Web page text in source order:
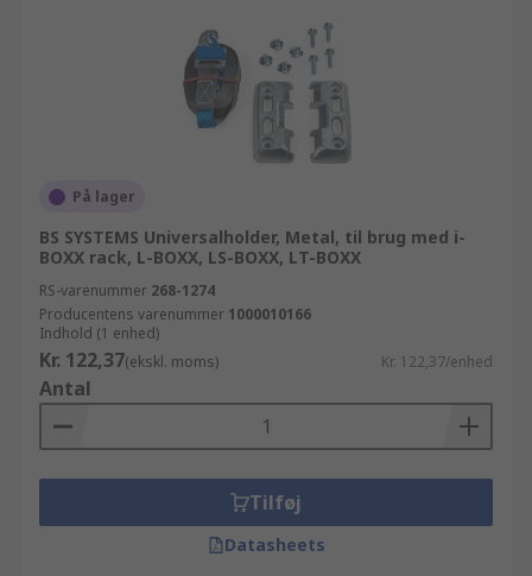
På lager
BS SYSTEMS Universalholder, Metal, til brug med i-
BOXX rack, L-BOXX, LS-BOXX, LT-BOXX
RS-varenummer 268-1274
Producentens varenummer 1000010166
Indhold (1 enhed)
Kr. 122,37(ekskl. moms) Kr. 122,37/enhed
Antal
Tilføj
Datasheets